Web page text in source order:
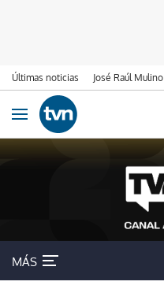
Últimas noticias José Raúl Mulino
Ir al contenido
Obrir navegació
MÁS